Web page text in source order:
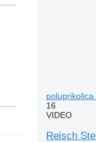
poluprikolica
16
VIDEO
Reisch